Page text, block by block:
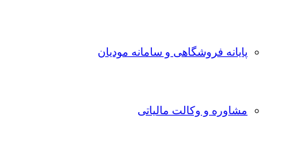
پایانه فروشگاهی و سامانه مودیان
مشاوره و وکالت مالیاتی